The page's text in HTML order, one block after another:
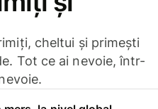
cheltui și primești
Tot ce ai nevoie, într-